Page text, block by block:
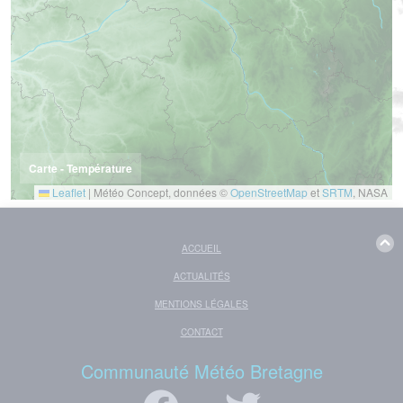
Leaflet | Météo Concept, données ©OpenStreetMapetSRTM , NASA
Carte - Température
ACCUEIL
ACTUALITÉS
MENTIONS LÉGALES
CONTACT
Communauté Météo Bretagne